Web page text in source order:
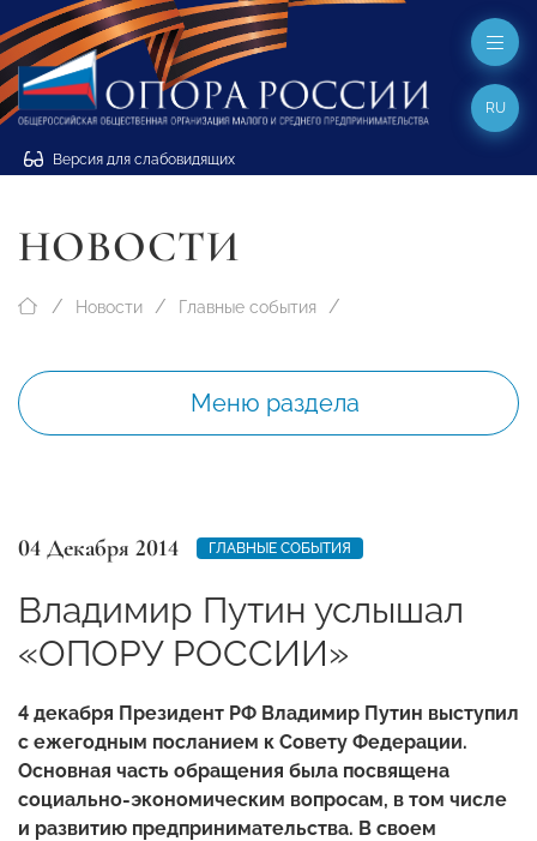
Версия для слабовидящих
RU
НОВОСТИ
Новости Главные события
Меню раздела
04 Декабря 2014 ГЛАВНЫЕ СОБЫТИЯ
Владимир Путин услышал
«ОПОРУ РОССИИ»
4 декабря Президент РФ Владимир Путин выступил
с ежегодным посланием к Совету Федерации.
Основная часть обращения была посвящена
социально-экономическим вопросам, в том числе
и развитию предпринимательства. В своем